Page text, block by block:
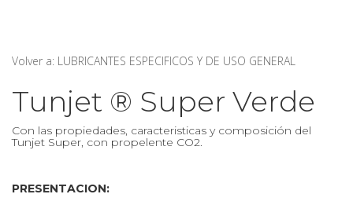
Volver a: LUBRICANTES ESPECIFICOS Y DE USO GENERAL
Tunjet ® Super Verde
Con las propiedades, caracteristicas y composición del
Tunjet Super, con propelente CO2.
PRESENTACION: